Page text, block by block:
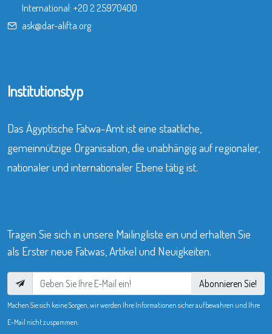
International: +20 2 25970400
ask@dar-alifta.org
Institutionstyp
Das Ägyptische Fatwa-Amt ist eine staatliche,
gemeinnützige Organisation, die unabhängig auf regionaler,
nationaler und internationaler Ebene tätig ist.
Tragen Sie sich in unsere Mailingliste ein und erhalten Sie
als Erster neue Fatwas, Artikel und Neuigkeiten.
Abonnieren Sie!
Machen Sie sich keine Sorgen, wir werden Ihre Informationen sicher aufbewahren und Ihre
E-Mail nicht zuspammen.